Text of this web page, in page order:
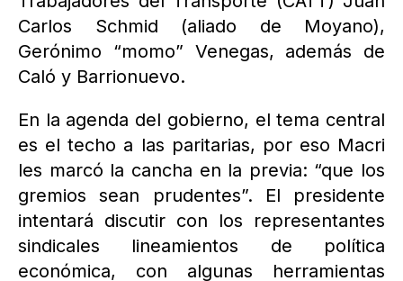
Carlos Schmid (aliado de Moyano),
Gerónimo “momo” Venegas, además de
Caló y Barrionuevo.
En la agenda del gobierno, el tema central
es el techo a las paritarias, por eso Macri
les marcó la cancha en la previa: “que los
gremios sean prudentes”. El presidente
intentará discutir con los representantes
sindicales lineamientos de política
económica, con algunas herramientas